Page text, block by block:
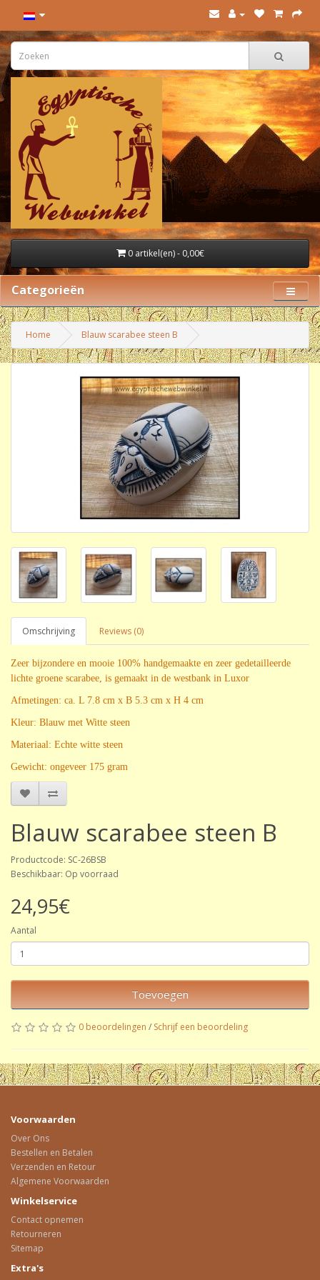
0 artikel(en) - 0,00€
Categorieën
Home Blauw scarabee steen B
Omschrijving Reviews (0)
Zeer bijzondere en mooie 100% handgemaakte en zeer gedetailleerde
lichte groene scarabee, is gemaakt in de westbank in Luxor
Afmetingen: ca. L 7.8 cm x B 5.3 cm x H 4 cm
Kleur: Blauw met Witte steen
Materiaal: Echte witte steen
Gewicht: ongeveer 175 gram
Blauw scarabee steen B
Productcode: SC-26BSB
Beschikbaar: Op voorraad
24,95€
Aantal
Toevoegen
0 beoordelingen / Schrijf een beoordeling
Voorwaarden
Over Ons
Bestellen en Betalen
Verzenden en Retour
Algemene Voorwaarden
Winkelservice
Contact opnemen
Retourneren
Sitemap
Extra's